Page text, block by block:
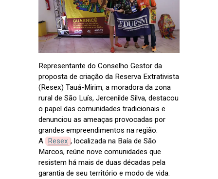
Representante do Conselho Gestor da
proposta de criação da Reserva Extrativista
(Resex) Tauá-Mirim, a moradora da zona
rural de São Luís, Jercenilde Silva, destacou
o papel das comunidades tradicionais e
denunciou as ameaças provocadas por
grandes empreendimentos na região.
A Resex , localizada na Baía de São
Marcos, reúne nove comunidades que
resistem há mais de duas décadas pela
garantia de seu território e modo de vida.